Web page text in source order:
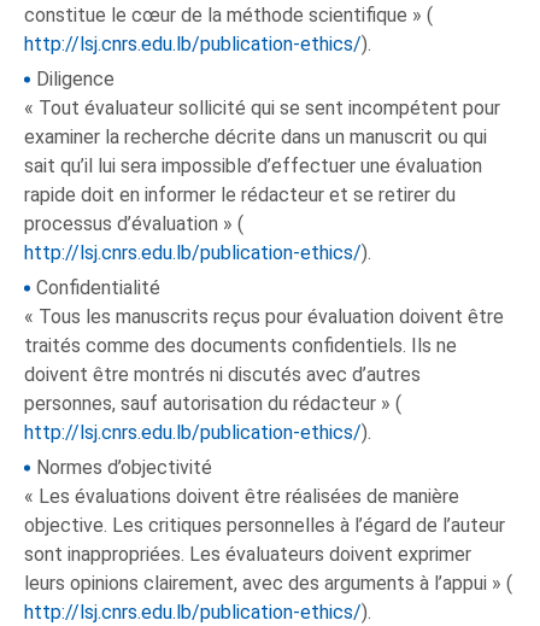
constitue le cœur de la méthode scientifique » (
http://lsj.cnrs.edu.lb/publication-ethics/).
Diligence
« Tout évaluateur sollicité qui se sent incompétent pour
examiner la recherche décrite dans un manuscrit ou qui
sait qu’il lui sera impossible d’effectuer une évaluation
rapide doit en informer le rédacteur et se retirer du
processus d’évaluation » (
http://lsj.cnrs.edu.lb/publication-ethics/).
Confidentialité
« Tous les manuscrits reçus pour évaluation doivent être
traités comme des documents confidentiels. Ils ne
doivent être montrés ni discutés avec d’autres
personnes, sauf autorisation du rédacteur » (
http://lsj.cnrs.edu.lb/publication-ethics/).
Normes d’objectivité
« Les évaluations doivent être réalisées de manière
objective. Les critiques personnelles à l’égard de l’auteur
sont inappropriées. Les évaluateurs doivent exprimer
leurs opinions clairement, avec des arguments à l’appui » (
http://lsj.cnrs.edu.lb/publication-ethics/).